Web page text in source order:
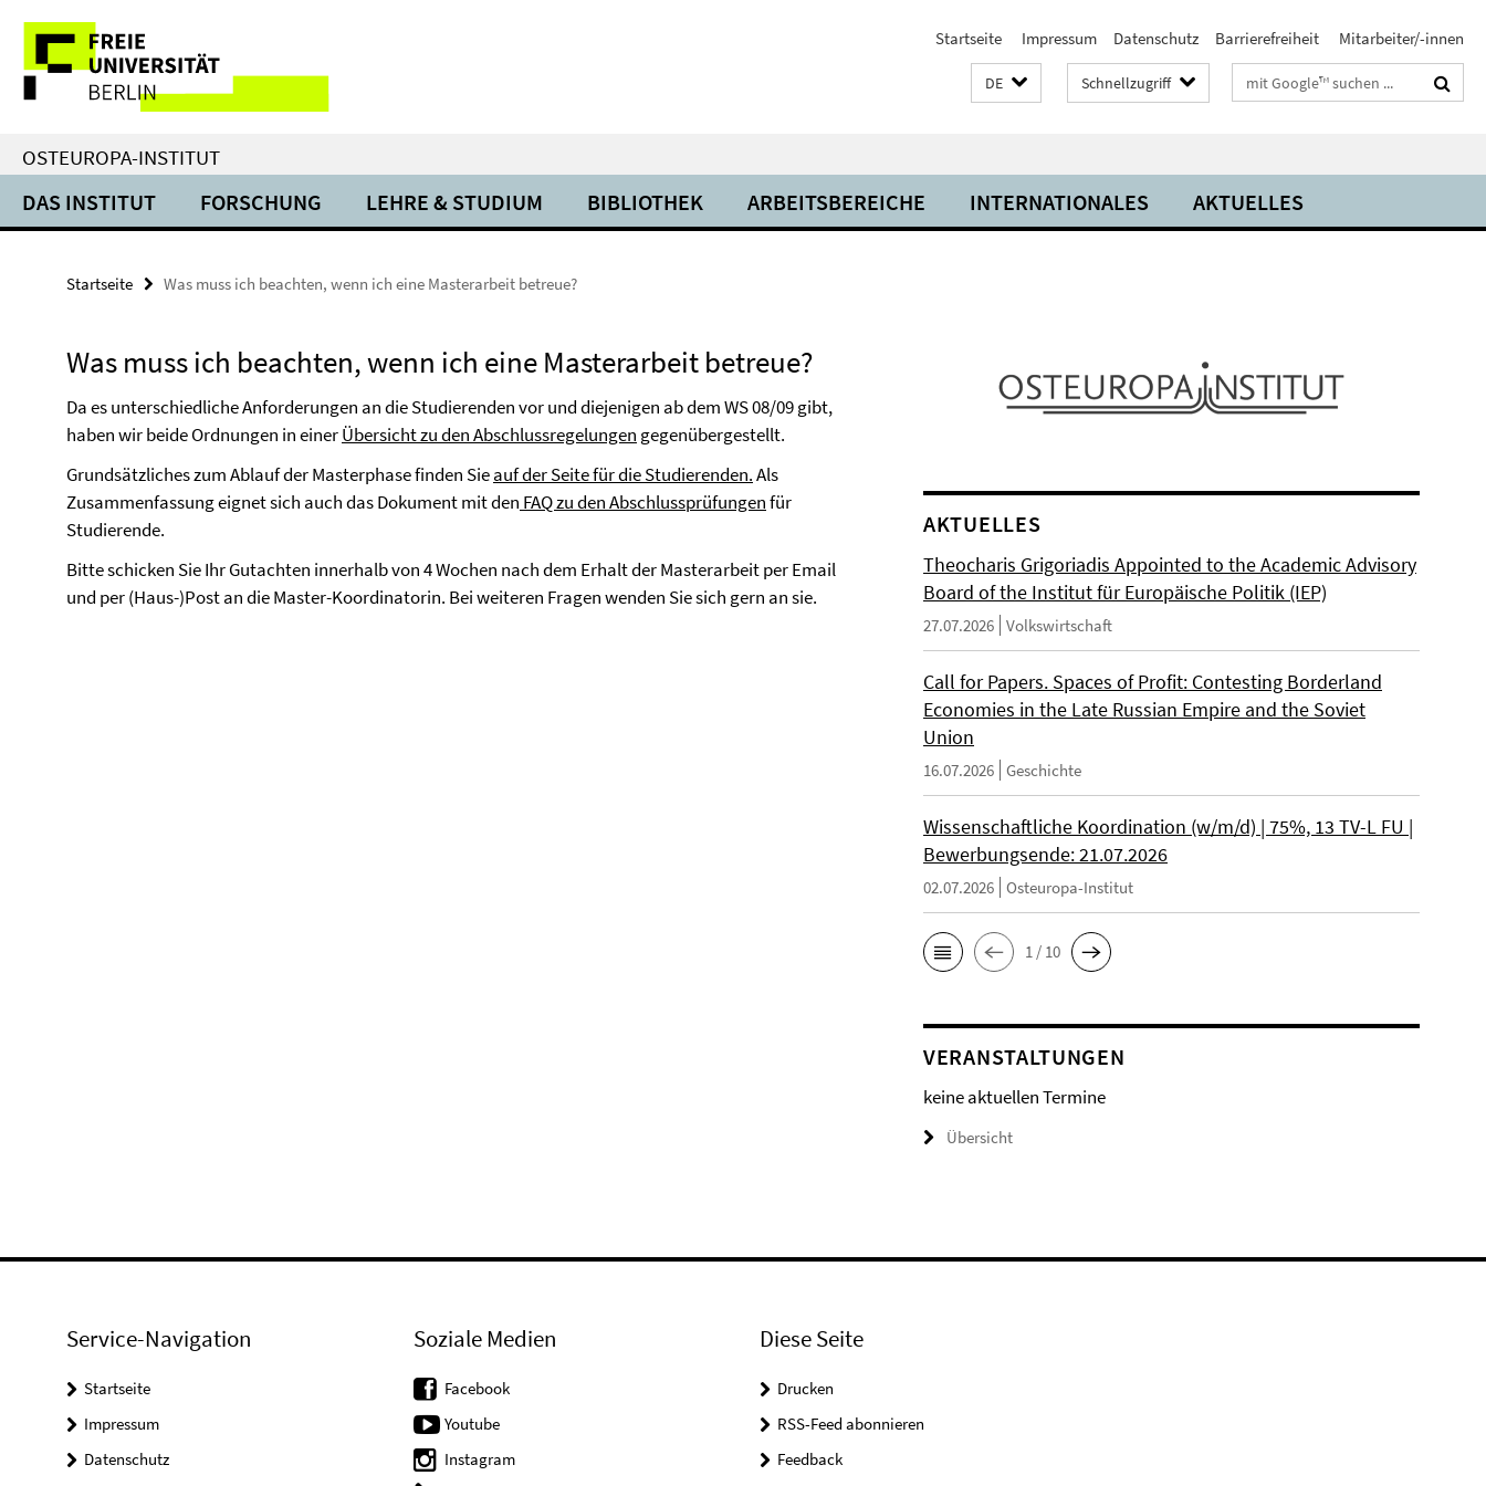
direkt
Inhalt
Service-
Navigation
Startseite Impressum Datenschutz Barrierefreiheit Mitarbeiter/-innen
DE Schnellzugriff Suchbegriffe
OSTEUROPA-INSTITUT
DAS INSTITUT FORSCHUNG LEHRE & STUDIUM BIBLIOTHEK ARBEITSBEREICHE INTERNATIONALES AKTUELLES
Startseite Was muss ich beachten, wenn ich eine Masterarbeit betreue?
Was muss ich beachten, wenn ich eine Masterarbeit betreue?
Da es unterschiedliche Anforderungen an die Studierenden vor und diejenigen ab dem WS 08/09 gibt,
haben wir beide Ordnungen in einerÜbersicht zu den Abschlussregelungen gegenübergestellt.
Grundsätzliches zum Ablauf der Masterphase finden Sieauf der Seite für die Studierenden.Als
Zusammenfassung eignet sich auch das Dokument mit den FAQ zu den Abschlussprüfungenfür
Studierende.
Bitte schicken Sie Ihr Gutachten innerhalb von 4 Wochen nach dem Erhalt der Masterarbeit per Email
und per (Haus-)Post an die Master-Koordinatorin. Bei weiteren Fragen wenden Sie sich gern an sie.
AKTUELLES
Theocharis Grigoriadis Appointed to the Academic Advisory
Board of the Institut für Europäische Politik (IEP)
27.07.2026 Volkswirtschaft
Call for Papers. Spaces of Profit: Contesting Borderland
Economies in the Late Russian Empire and the Soviet
Union
16.07.2026 Geschichte
Wissenschaftliche Koordination (w/m/d) | 75%, 13 TV-L FU |
Bewerbungsende: 21.07.2026
02.07.2026 Osteuropa-Institut
1 / 10
VERANSTALTUNGEN
keine aktuellen Termine
Übersicht
Service-Navigation
Startseite
Impressum
Datenschutz
Soziale Medien
Facebook
Youtube
Instagram
Diese Seite
Drucken
RSS-Feed abonnieren
Feedback